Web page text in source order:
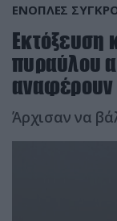
ΕΝΟΠΛΕΣ
Εκτόξευση
πυραύλου
αναφέρουν
Άρχισαν να